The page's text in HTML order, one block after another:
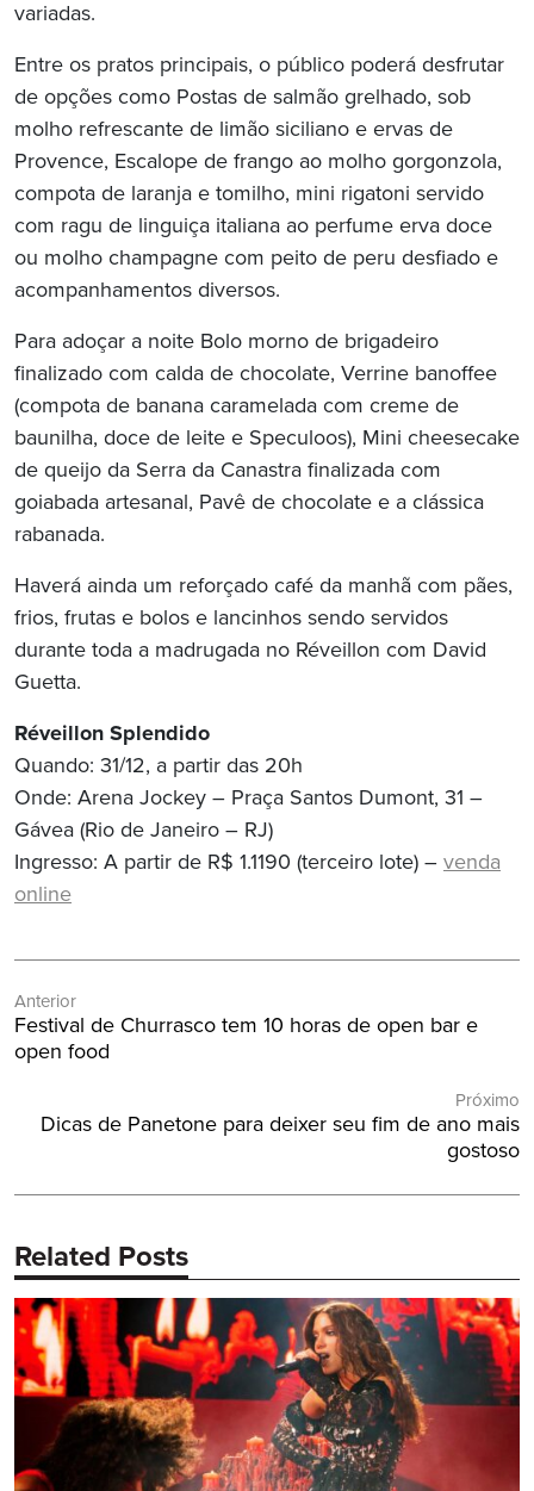
variadas.
Entre os pratos principais, o público poderá desfrutar
de opções como Postas de salmão grelhado, sob
molho refrescante de limão siciliano e ervas de
Provence, Escalope de frango ao molho gorgonzola,
compota de laranja e tomilho, mini rigatoni servido
com ragu de linguiça italiana ao perfume erva doce
ou molho champagne com peito de peru desfiado e
acompanhamentos diversos.
Para adoçar a noite Bolo morno de brigadeiro
finalizado com calda de chocolate, Verrine banoffee
(compota de banana caramelada com creme de
baunilha, doce de leite e Speculoos), Mini cheesecake
de queijo da Serra da Canastra finalizada com
goiabada artesanal, Pavê de chocolate e a clássica
rabanada.
Haverá ainda um reforçado café da manhã com pães,
frios, frutas e bolos e lancinhos sendo servidos
durante toda a madrugada no Réveillon com David
Guetta.
Réveillon Splendido
Quando: 31/12, a partir das 20h
Onde: Arena Jockey – Praça Santos Dumont, 31 –
Gávea (Rio de Janeiro – RJ)
Ingresso: A partir de R$ 1.1190 (terceiro lote) – venda
online
de
Post
Anterior
Post
Anterior:
Festival de Churrasco tem 10 horas de open bar e
open food
Próximo
Próximo
Dicas de Panetone para deixer seu fim de ano mais
gostoso
Related Posts